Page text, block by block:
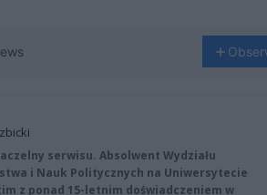
serwisu. Absolwent Wydziału
i Nauk Politycznych na Uniwersytecie
z ponad 15-letnim doświadczeniem w